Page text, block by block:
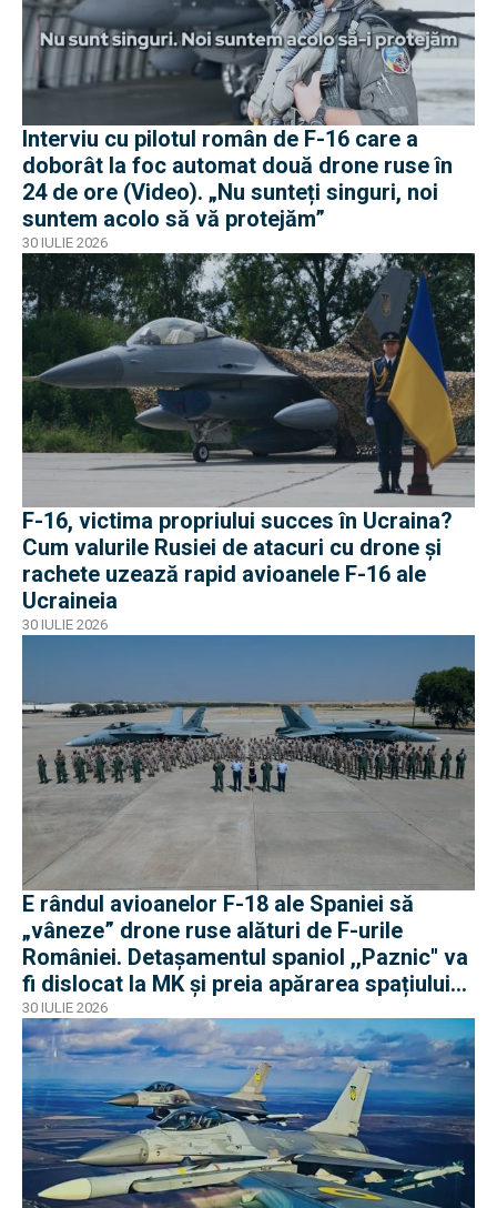
Interviu cu pilotul român de F-16 care a
doborât la foc automat două drone ruse în
24 de ore (Video). „Nu sunteți singuri, noi
suntem acolo să vă protejăm”
30 IULIE 2026
F-16, victima propriului succes în Ucraina?
Cum valurile Rusiei de atacuri cu drone și
rachete uzează rapid avioanele F-16 ale
Ucraineia
30 IULIE 2026
E rândul avioanelor F-18 ale Spaniei să
„vâneze” drone ruse alături de F-urile
României. Detașamentul spaniol ,,Paznic'' va
fi dislocat la MK și preia apărarea spațiului
aerian românesc
30 IULIE 2026